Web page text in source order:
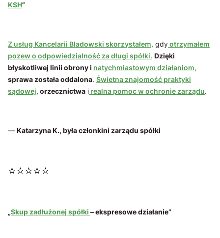
KSH”
Z usług Kancelarii Bladowski skorzystałem, gdyotrzymałem
pozew o odpowiedzialność za długi spółki. Dzięki
błyskotliwej linii obrony i natychmiastowym działaniom,
sprawa została oddalona. Świetna znajomość praktyki
sądowej, orzecznictwa i realna pomoc w ochronie zarządu.
— Katarzyna K., była członkini zarządu spółki
⭐⭐⭐⭐⭐
„Skup zadłużonej spółki – ekspresowe działanie”